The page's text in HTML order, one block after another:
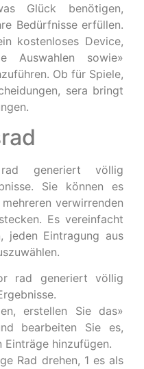
Glück benötigen,
Bedürfnisse erfüllen.
kostenloses Device,
Auswahlen sowie»
Ob für Spiele,
sera bringt
rad generiert völlig
Sie können es
verwirrenden
Es vereinfacht
jeden Eintragung aus
rad generiert völlig
erstellen Sie das»
bearbeiten Sie es,
Einträge hinzufügen.
Rad drehen, 1 es als